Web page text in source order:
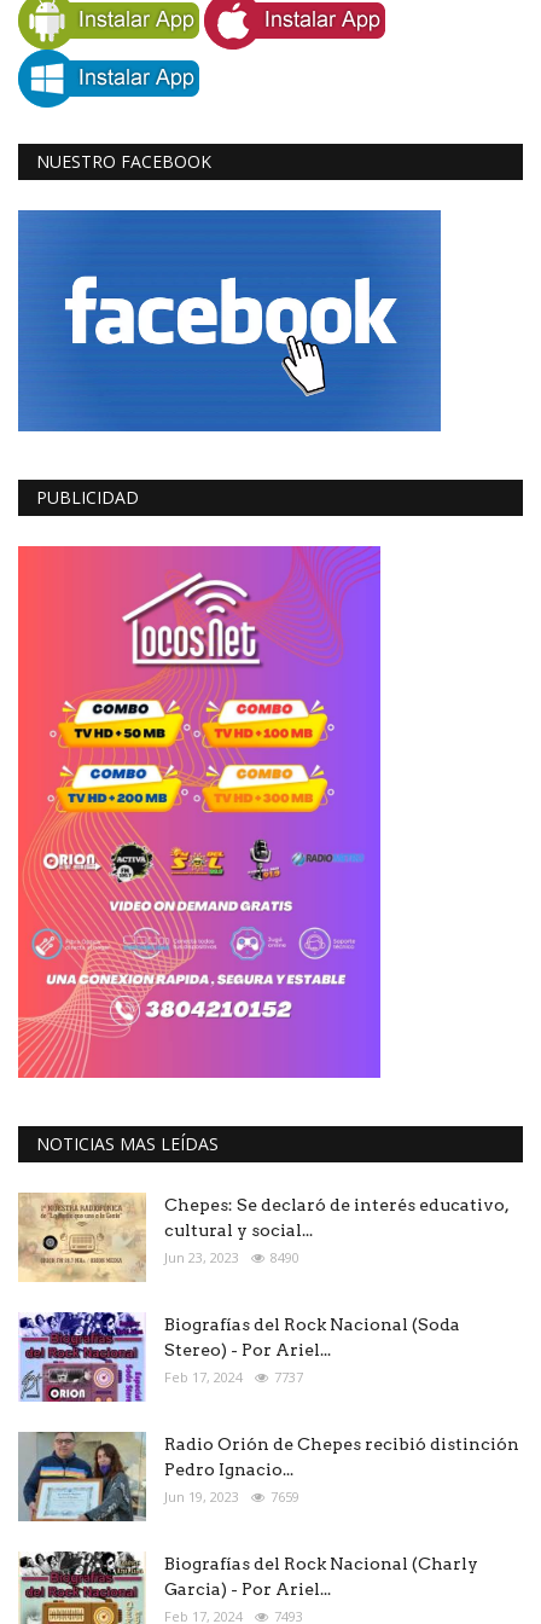
NUESTRO FACEBOOK
PUBLICIDAD
NOTICIAS MAS LEÍDAS
Chepes: Se declaró de interés educativo,
cultural y social...
Jun 23, 2023 8490
Biografías del Rock Nacional (Soda
Stereo) - Por Ariel...
Feb 17, 2024 7737
Radio Orión de Chepes recibió distinción
Pedro Ignacio...
Jun 19, 2023 7659
Biografías del Rock Nacional (Charly
Garcia) - Por Ariel...
Feb 17, 2024 7493